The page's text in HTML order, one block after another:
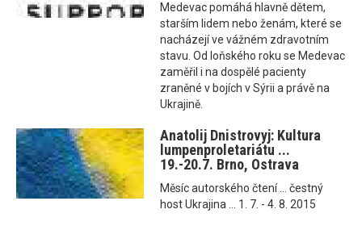
Medevac pomáhá hlavně dětem,
starším lidem nebo ženám, které se
nacházejí ve vážném zdravotním
stavu. Od loňského roku se Medevac
zaměřil i na dospělé pacienty
zraněné v bojích v Sýrii a právě na
Ukrajině.
Anatolij Dnistrovyj: Kultura
lumpenproletariátu ...
19.-20.7. Brno, Ostrava
Měsíc autorského čtení ... čestný
host Ukrajina ... 1. 7. - 4. 8. 2015